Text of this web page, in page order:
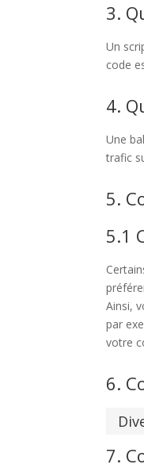
3.
Un
code
4.
Une
trafic
5.
5.1
Ainsi,
par
votre
6.
7.